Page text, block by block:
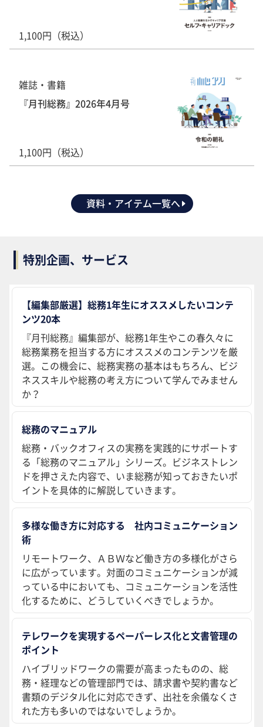
1,100円（税込）
雑誌・書籍
『月刊総務』2026年4月号
1,100円（税込）
資料・アイテム一覧へ
特別企画、サービス
【編集部厳選】総務1年生にオススメしたいコンテ
ンツ20本
『月刊総務』編集部が、総務1年生やこの春久々に
総務業務を担当する方にオススメのコンテンツを厳
選。この機会に、総務実務の基本はもちろん、ビジ
ネススキルや総務の考え方について学んでみません
か？
総務のマニュアル
総務・バックオフィスの実務を実践的にサポートす
る「総務のマニュアル」シリーズ。ビジネストレン
ドを押さえた内容で、いま総務が知っておきたいポ
イントを具体的に解説していきます。
多様な働き方に対応する 社内コミュニケーション
術
リモートワーク、ＡＢＷなど働き方の多様化がさら
に広がっています。対面のコミュニケーションが減
っている中においても、コミュニケーションを活性
化するために、どうしていくべきでしょうか。
テレワークを実現するペーパーレス化と文書管理の
ポイント
ハイブリッドワークの需要が高まったものの、総
務・経理などの管理部門では、請求書や契約書など
書類のデジタル化に対応できず、出社を余儀なくさ
れた方も多いのではないでしょうか。